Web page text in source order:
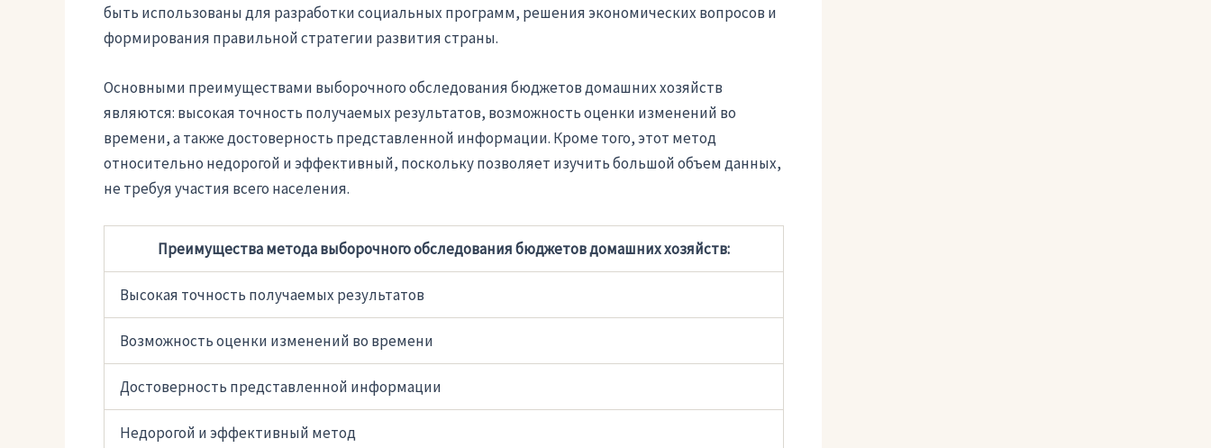
быть использованы для разработки социальных программ, решения экономических вопросов и
формирования правильной стратегии развития страны.
Основными преимуществами выборочного обследования бюджетов домашних хозяйств
являются: высокая точность получаемых результатов, возможность оценки изменений во
времени, а также достоверность представленной информации. Кроме того, этот метод
относительно недорогой и эффективный, поскольку позволяет изучить большой объем данных,
не требуя участия всего населения.
Преимущества метода выборочного обследования бюджетов домашних хозяйств:
Высокая точность получаемых результатов
Возможность оценки изменений во времени
Достоверность представленной информации
Недорогой и эффективный метод